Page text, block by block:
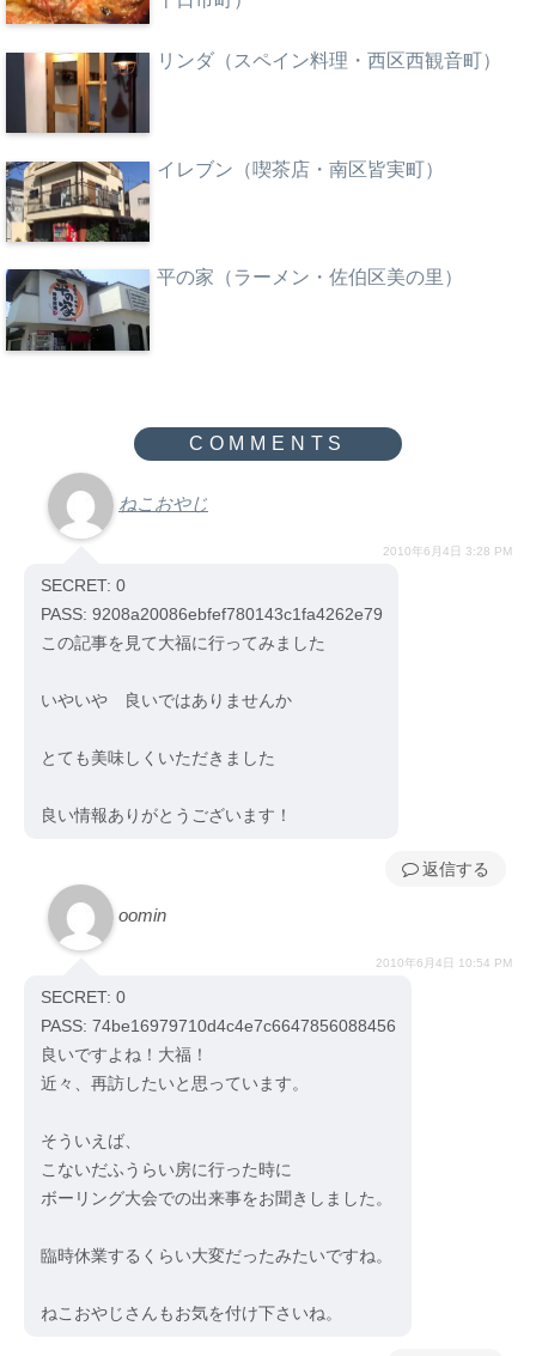
リンダ（スペイン料理・西区西観音町）
イレブン（喫茶店・南区皆実町）
平の家（ラーメン・佐伯区美の里）
ねこおやじ
2010年6月4日 3:28 PM
SECRET: 0
PASS: 9208a20086ebfef780143c1fa4262e79
この記事を見て大福に行ってみました
いやいや 良いではありませんか
とても美味しくいただきました
良い情報ありがとうございます！
返信
oomin
2010年6月4日 10:54 PM
SECRET: 0
PASS: 74be16979710d4c4e7c6647856088456
良いですよね！大福！
近々、再訪したいと思っています。
そういえば、
こないだふうらい房に行った時に
ボーリング大会での出来事をお聞きしました。
臨時休業するくらい大変だったみたいですね。
ねこおやじさんもお気を付け下さいね。